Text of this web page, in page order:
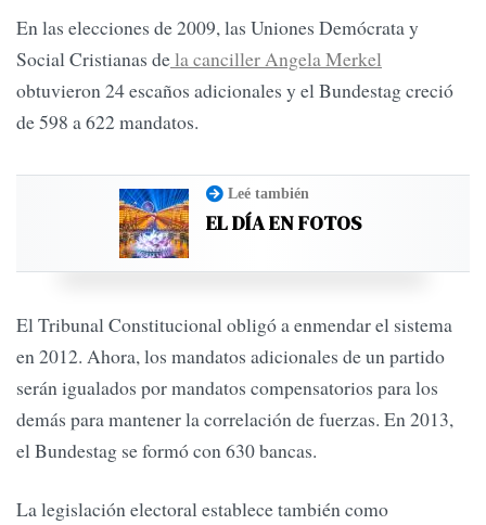
En las elecciones de 2009, las Uniones Demócrata y
Social Cristianas dela canciller Angela Merkel
obtuvieron 24 escaños adicionales y el Bundestag creció
de 598 a 622 mandatos.
Leé también
EL DÍA EN FOTOS
El Tribunal Constitucional obligó a enmendar el sistema
en 2012. Ahora, los mandatos adicionales de un partido
serán igualados por mandatos compensatorios para los
demás para mantener la correlación de fuerzas. En 2013,
el Bundestag se formó con 630 bancas.
La legislación electoral establece también como